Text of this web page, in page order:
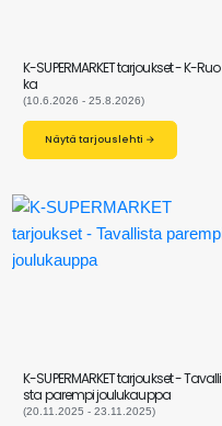
K-SUPERMARKET tarjoukset - K-Ruo
ka
(10.6.2026 - 25.8.2026)
Näytä tarjouslehti →
K-SUPERMARKET tarjoukset - Tavalli
sta parempi joulukauppa
(20.11.2025 - 23.11.2025)